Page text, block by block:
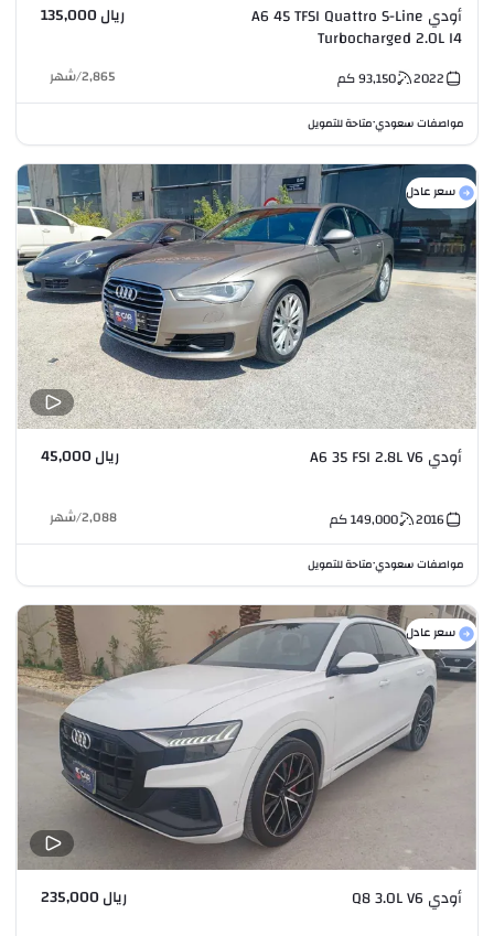
أودي A6 45 TFSI Quattro S-Line
Turbocharged 2.0L I4
ريال 135,000
2022
93,150كم 2,865
/شهر
مواصفات سعودي•متاحة للتمويل
سعر عادل
أودي A6 35 FSI 2.8L V6 ريال 45,000
2016
149,000كم 2,088
/شهر
مواصفات سعودي•متاحة للتمويل
سعر عادل
أودي Q8 3.0L V6 ريال 235,000